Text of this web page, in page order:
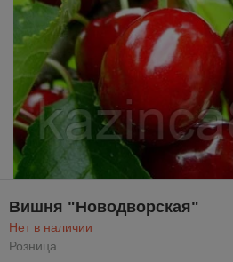
Вишня "Новодворская"
Нет в наличии
Розница